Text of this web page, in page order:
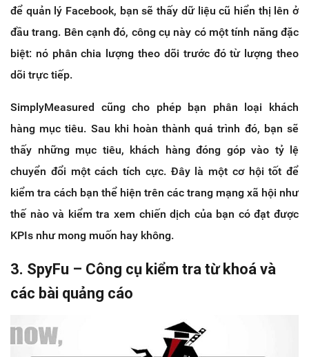
để quản lý Facebook, bạn sẽ thấy dữ liệu cũ hiển thị lên ở
đầu trang. Bên cạnh đó, công cụ này có một tính năng đặc
biệt: nó phân chia lượng theo dõi trước đó từ lượng theo
dõi trực tiếp.
SimplyMeasured cũng cho phép bạn phân loại khách
hàng mục tiêu. Sau khi hoàn thành quá trình đó, bạn sẽ
thấy những mục tiêu, khách hàng đóng góp vào tỷ lệ
chuyển đổi một cách tích cực. Đây là một cơ hội tốt để
kiểm tra cách bạn thể hiện trên các trang mạng xã hội như
thế nào và kiểm tra xem chiến dịch của bạn có đạt được
KPIs như mong muốn hay không.
3. SpyFu – Công cụ kiểm tra từ khoá và
các bài quảng cáo